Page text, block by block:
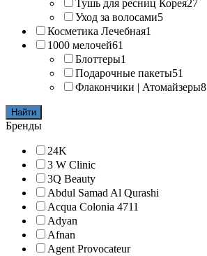
Тушь для ресниц Корея27
Уход за волосами5
Косметика Лечебная1
1000 мелочей61
Блоттеры1
Подарочные пакеты51
Флакончики | Атомайзеры8
Найти
Бренды
24K
3 W Clinic
3Q Beauty
Abdul Samad Al Qurashi
Acqua Colonia 4711
Adyan
Afnan
Agent Provocateur